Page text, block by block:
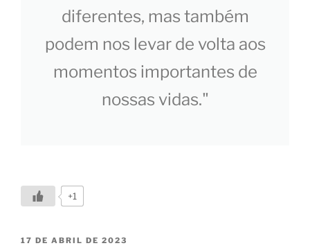
diferentes, mas também
podem nos levar de volta aos
momentos importantes de
nossas vidas."
+1
17 DE ABRIL DE 2023